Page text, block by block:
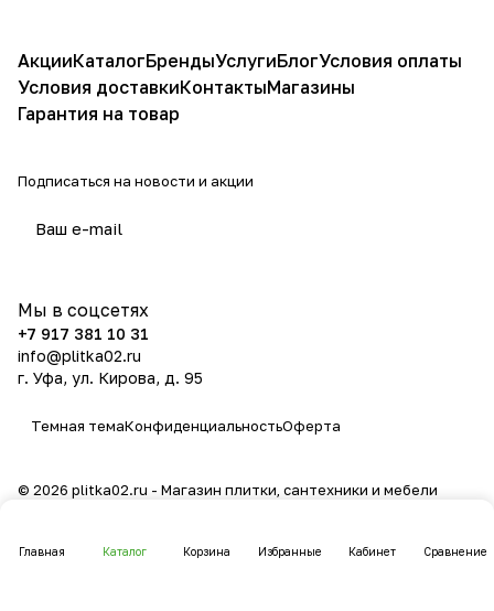
Главная Каталог Корзина Избранные Кабинет Сравнение
АкцииКаталогБрендыУслугиБлогУсловия оплаты
Условия доставкиКонтактыМагазины
Гарантия на товар
Подписаться на новости и акции
Мы в соцсетях
+7 917 381 10 31
info@plitka02.ru
г. Уфа, ул. Кирова, д. 95
Темная темаКонфиденциальностьОферта
© 2026 plitka02.ru - Магазин плитки, сантехники и мебели